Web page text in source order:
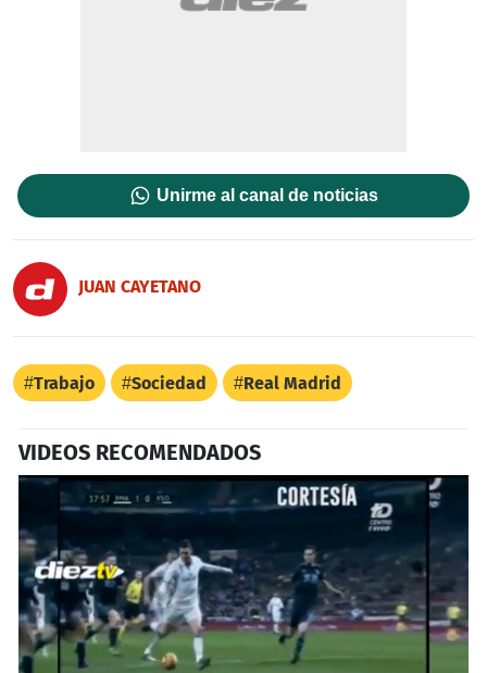
Unirme al canal de noticias
JUAN CAYETANO
Trabajo Sociedad Real Madrid
VIDEOS RECOMENDADOS